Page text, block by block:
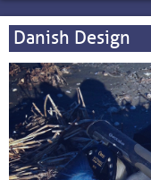
Danish Design